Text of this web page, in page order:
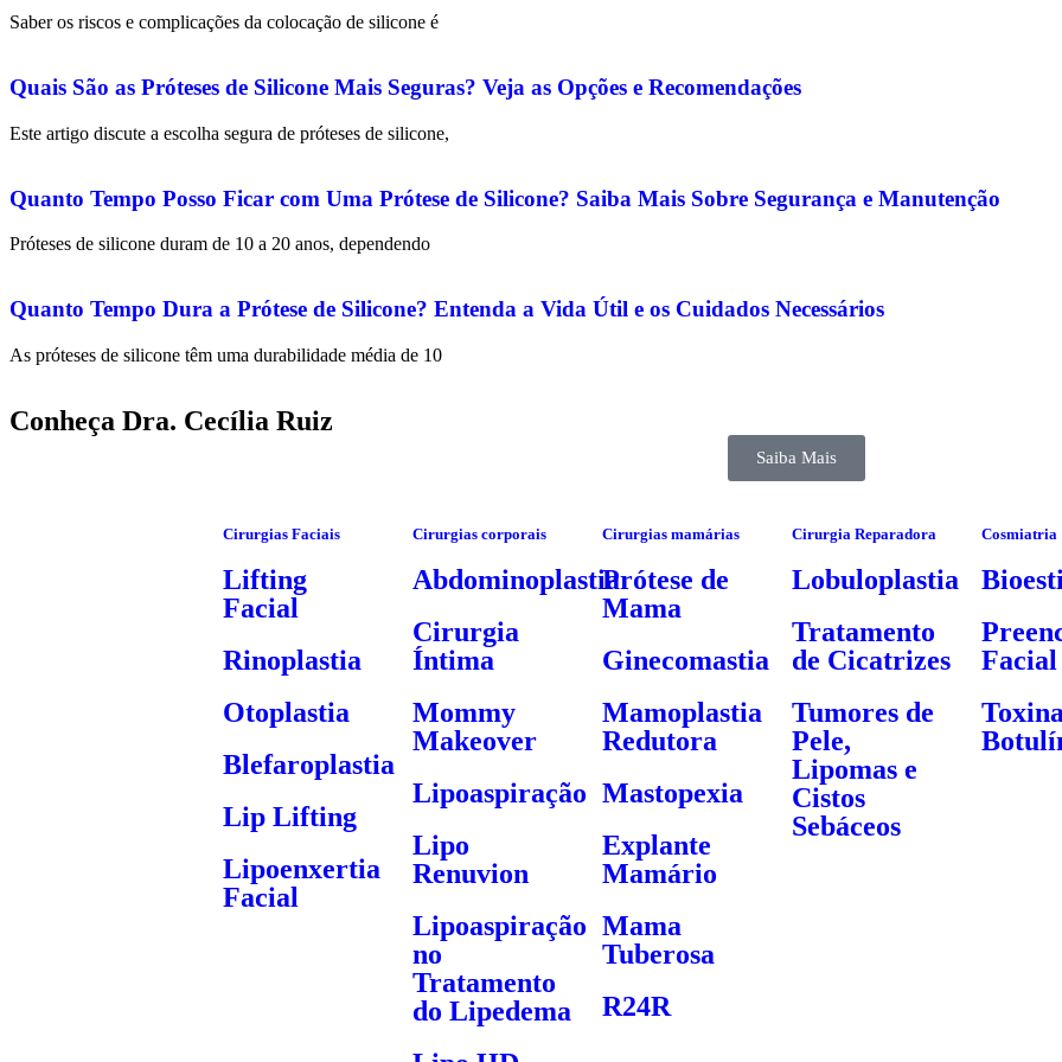
Saber os riscos e complicações da colocação de silicone é
Quais São as Próteses de Silicone Mais Seguras? Veja as Opções e Recomendações
Este artigo discute a escolha segura de próteses de silicone,
Quanto Tempo Posso Ficar com Uma Prótese de Silicone? Saiba Mais Sobre Segurança e Manutenção
Próteses de silicone duram de 10 a 20 anos, dependendo
Quanto Tempo Dura a Prótese de Silicone? Entenda a Vida Útil e os Cuidados Necessários
As próteses de silicone têm uma durabilidade média de 10
Conheça Dra. Cecília Ruiz
Saiba Mais
Cirurgias Faciais
Lifting
Facial
Rinoplastia
Otoplastia
Blefaroplastia
Lip Lifting
Lipoenxertia
Facial
Cirurgias corporais
Abdominoplastia
Cirurgia
Íntima
Mommy
Makeover
Lipoaspiração
Lipo
Renuvion
Lipoaspiração
no
Tratamento
do Lipedema
Cirurgias mamárias
Prótese de
Mama
Ginecomastia
Mamoplastia
Redutora
Mastopexia
Explante
Mamário
Mama
Tuberosa
R24R
Cirurgia Reparadora
Lobuloplastia
Tratamento
de Cicatrizes
Tumores de
Pele,
Lipomas e
Cistos
Sebáceos
Cosmiatria
Facial